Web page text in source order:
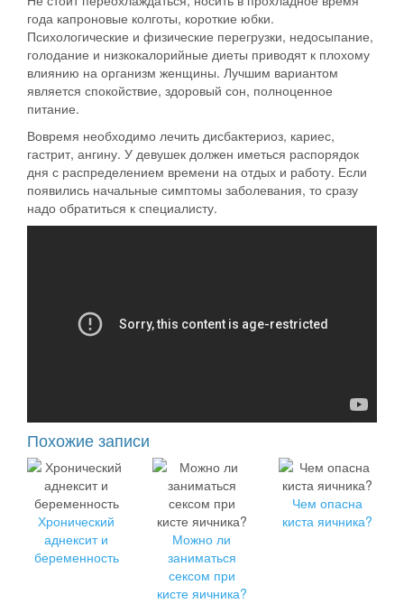
года капроновые колготы, короткие юбки.
Психологические и физические перегрузки, недосыпание,
голодание и низкокалорийные диеты приводят к плохому
влиянию на организм женщины. Лучшим вариантом
является спокойствие, здоровый сон, полноценное
питание.
Вовремя необходимо лечить дисбактериоз, кариес,
гастрит, ангину. У девушек должен иметься распорядок
дня с распределением времени на отдых и работу. Если
появились начальные симптомы заболевания, то сразу
надо обратиться к специалисту.
Похожие записи
Хронический
аднексит и
беременность
Можно ли
заниматься
сексом при
кисте яичника?
Чем опасна
киста яичника?